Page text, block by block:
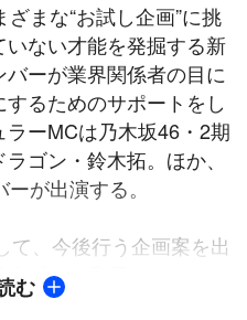
まな“お試し企画”に挑
ない才能を発掘する新
ーが業界関係者の目に
るためのサポートをし
ーMCは乃木坂46・2期
ゴン・鈴木拓。ほか、
が出演する。
て、今後行う企画案を出
坂46の和田まあや、伊
乃クリスティーがやっ
む